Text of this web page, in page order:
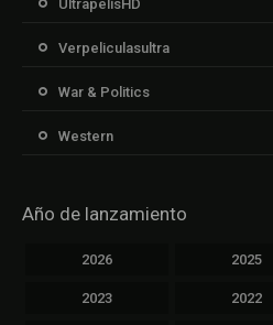
UltrapelisHD
Verpeliculasultra
War & Politics
Western
Año de lanzamiento
2026 2025
2023 2022